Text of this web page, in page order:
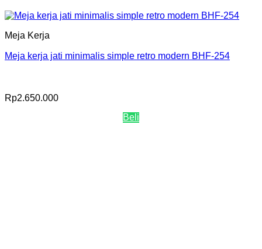
Meja Kerja
Meja kerja jati minimalis simple retro modern BHF-254
Rp2.650.000
Beli